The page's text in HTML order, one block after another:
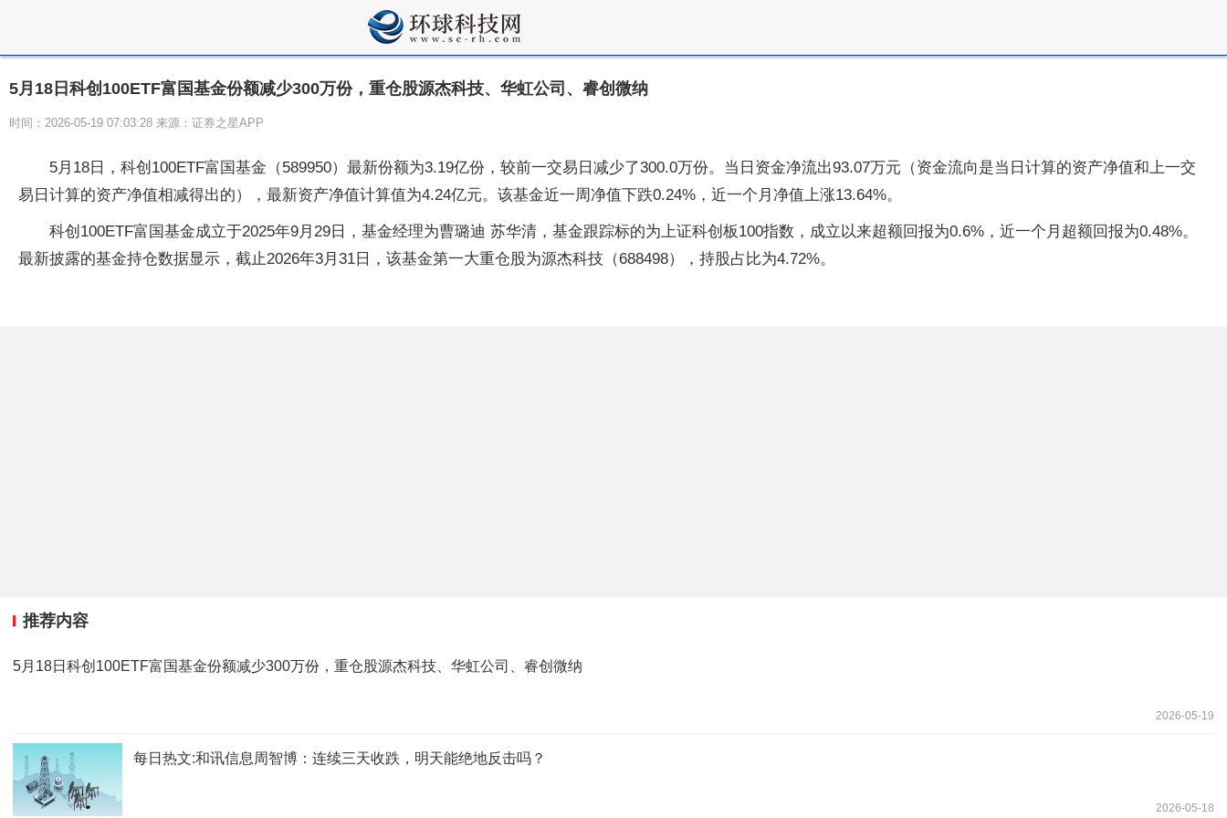
5月18日科创100ETF富国基金份额减少300万份，重仓股源杰科技、华虹公司、睿创微纳
时间：2026-05-19 07:03:28 来源：证券之星APP
5月18日，科创100ETF富国基金（589950）最新份额为3.19亿份，较前一交易日减少了300.0万份。当日资金净流出93.07万元（资金流向是当日计算的资产净值和上一交
易日计算的资产净值相减得出的），最新资产净值计算值为4.24亿元。该基金近一周净值下跌0.24%，近一个月净值上涨13.64%。
科创100ETF富国基金成立于2025年9月29日，基金经理为曹璐迪 苏华清，基金跟踪标的为上证科创板100指数，成立以来超额回报为0.6%，近一个月超额回报为0.48%。
最新披露的基金持仓数据显示，截止2026年3月31日，该基金第一大重仓股为源杰科技（688498），持股占比为4.72%。
推荐内容
5月18日科创100ETF富国基金份额减少300万份，重仓股源杰科技、华虹公司、睿创微纳
2026-05-19
每日热文:和讯信息周智博：连续三天收跌，明天能绝地反击吗？
2026-05-18